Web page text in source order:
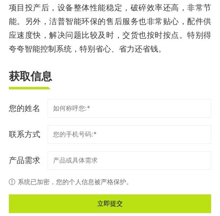
项目投产后，设备整体性能稳定，破碎效率还高，非常节
能。另外，洁普智能环保的售后服务也非常贴心，配件供
应速度快，解决问题比较及时，交货也按时按点。特别得
夸夸智能控制系统，特别省心、省力还省钱。
获取信息
您的姓名
联系方式
产品需求
系统已加密，您的个人信息被严格保护。